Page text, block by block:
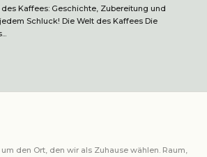
Kaffees: Geschichte, Zubereitung und
Schluck! Die Welt des Kaffees Die
den Ort, den wir als Zuhause wählen. Raum,